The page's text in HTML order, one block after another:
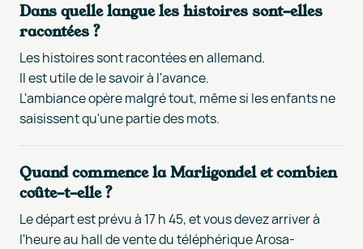
Dans quelle langue les histoires sont-elles
racontées ?
Les histoires sont racontées en allemand.
Il est utile de le savoir à l'avance.
L'ambiance opère malgré tout, même si les enfants ne
saisissent qu'une partie des mots.
Quand commence la Marligondel et combien
coûte-t-elle ?
Le départ est prévu à 17 h 45, et vous devez arriver à
l'heure au hall de vente du téléphérique Arosa-